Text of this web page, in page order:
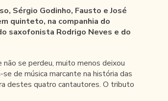
Sérgio Godinho, Fausto e José
quinteto, na companhia do
saxofonista Rodrigo Neves e do
se perdeu, muito menos deixou
de música marcante na história das
destes quatro cantautores. O tributo